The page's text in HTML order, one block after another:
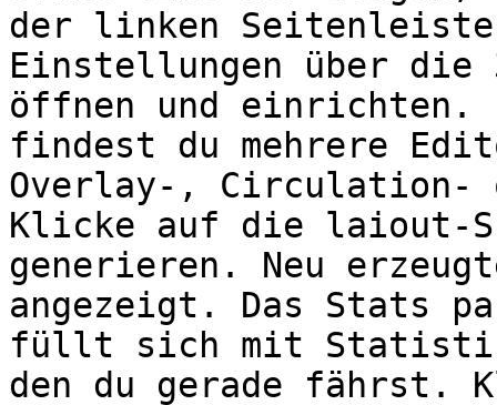
der linken
Einstellungen über
öffnen und einrichten.
findest du mehrere
Overlay-, Circulation-
Klicke auf die laiout-
generieren. Neu
angezeigt. Das Stats
füllt sich mit
den du gerade fährst.